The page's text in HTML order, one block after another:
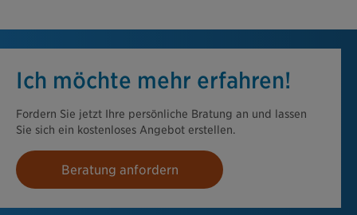
Ich möchte mehr erfahren!
Fordern Sie jetzt Ihre persönliche Bratung an und lassen
Sie sich ein kostenloses Angebot erstellen.
Beratung anfordern